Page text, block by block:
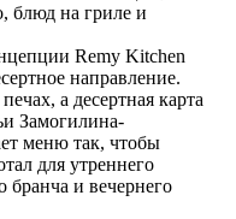
блюд на гриле и
Remy Kitchen
направление.
а десертная карта
Замогилина-
меню так, чтобы
для утреннего
бранча и вечернего